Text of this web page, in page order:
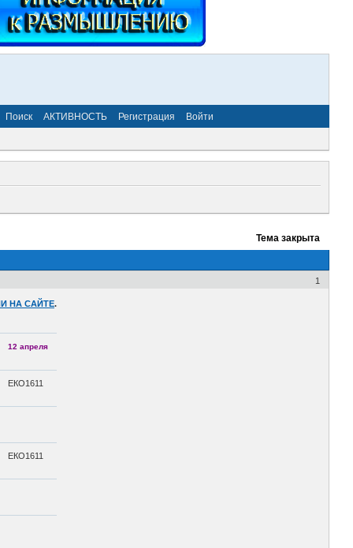
Поиск АКТИВНОСТЬ Регистрация Войти
Тема закрыта
1
НА САЙТЕ.
12 апреля
ЕКО1611
ЕКО1611